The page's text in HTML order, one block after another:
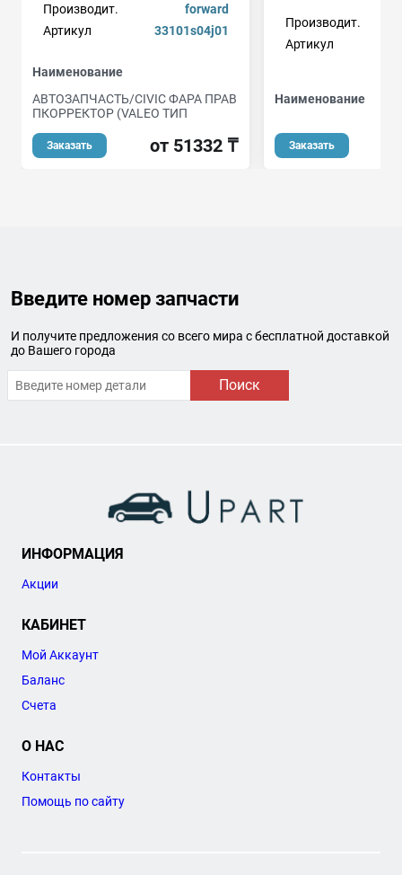
Производит.
forward
Артикул
33101s04j01
Наименование
АВТОЗАПЧАСТЬ/CIVIC ФАРА ПРАВ
ПКОРРЕКТОР (VALEO ТИП
Заказать от 51332 ₸
Производит.
Артикул
Наименование
Заказать
Введите номер запчасти
И получите предложения со всего мира с бесплатной доставкой
до Вашего города
Поиск
ИНФОРМАЦИЯ
Акции
КАБИНЕТ
Мой Аккаунт
Баланс
Счета
О НАС
Контакты
Помощь по сайту